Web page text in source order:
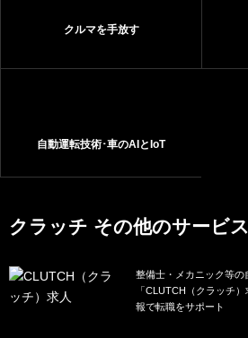
クルマを手放す
自動運転技術･車のAIとIoT
クラッチ その他のサービス
整備士・メカニック等の
「CLUTCH（クラッチ
報で転職をサポート